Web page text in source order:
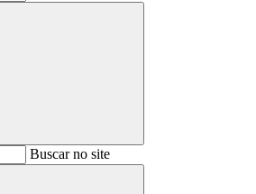
BuscarBuscar no site